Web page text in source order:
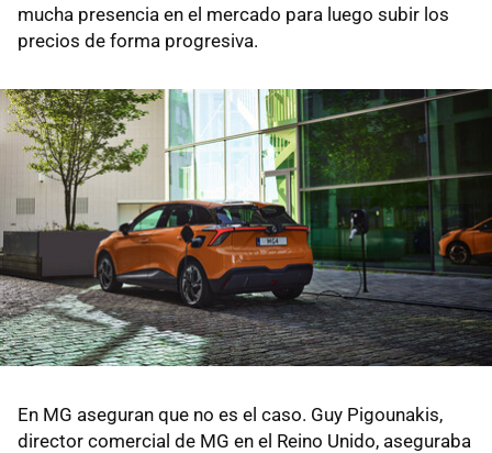
mucha presencia en el mercado para luego subir los
precios de forma progresiva.
En MG aseguran que no es el caso. Guy Pigounakis,
director comercial de MG en el Reino Unido, aseguraba